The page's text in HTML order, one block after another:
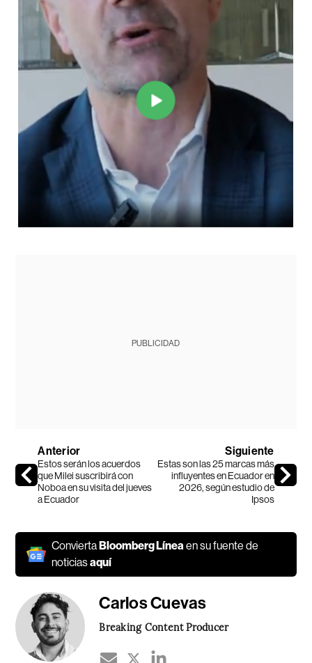
PUBLICIDAD
Anterior
Estos serán los acuerdos
que Milei suscribirá con
Noboa en su visita del jueves
a Ecuador
Siguiente
Estas son las 25 marcas más
influyentes en Ecuador en
2026, según estudio de
Ipsos
ConviertaBloomberg Líneaen su fuente de
noticiasaquí
Carlos Cuevas
Breaking Content Producer